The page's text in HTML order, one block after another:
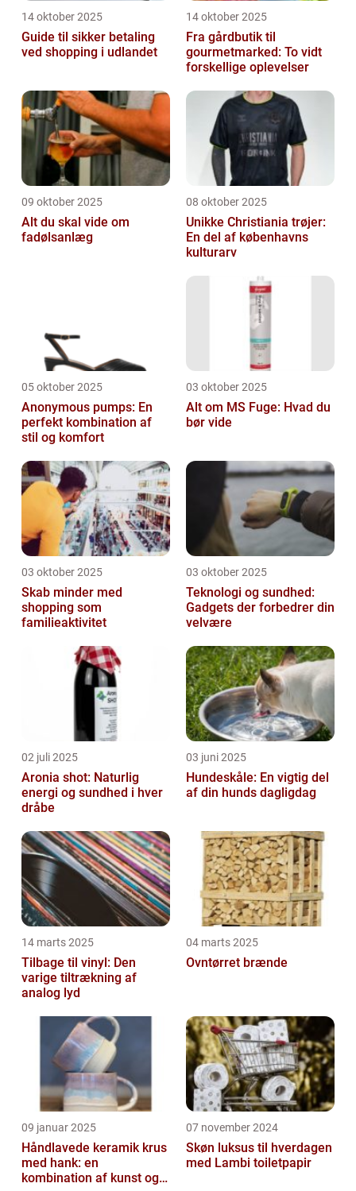
14 oktober 2025
Guide til sikker betaling
ved shopping i udlandet
14 oktober 2025
Fra gårdbutik til
gourmetmarked: To vidt
forskellige oplevelser
09 oktober 2025
Alt du skal vide om
fadølsanlæg
08 oktober 2025
Unikke Christiania trøjer:
En del af københavns
kulturarv
05 oktober 2025
Anonymous pumps: En
perfekt kombination af
stil og komfort
03 oktober 2025
Alt om MS Fuge: Hvad du
bør vide
03 oktober 2025
Skab minder med
shopping som
familieaktivitet
03 oktober 2025
Teknologi og sundhed:
Gadgets der forbedrer din
velvære
02 juli 2025
Aronia shot: Naturlig
energi og sundhed i hver
dråbe
03 juni 2025
Hundeskåle: En vigtig del
af din hunds dagligdag
14 marts 2025
Tilbage til vinyl: Den
varige tiltrækning af
analog lyd
04 marts 2025
Ovntørret brænde
09 januar 2025
Håndlavede keramik krus
med hank: en
kombination af kunst og
07 november 2024
Skøn luksus til hverdagen
med Lambi toiletpapir